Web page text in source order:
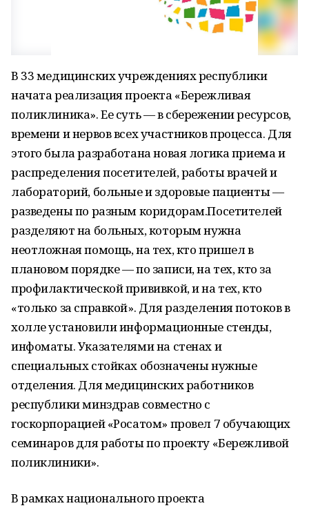
В 33 медицинских учреждениях республики
начата реализация проекта «Бережливая
поликлиника». Ее суть — в сбережении ресурсов,
времени и нервов всех участников процесса. Для
этого была разработана новая логика приема и
распределения посетителей, работы врачей и
лабораторий, больные и здоровые пациенты —
разведены по разным коридорам.Посетителей
разделяют на больных, которым нужна
неотложная помощь, на тех, кто пришел в
плановом порядке — по записи, на тех, кто за
профилактической прививкой, и на тех, кто
«только за справкой». Для разделения потоков в
холле установили информационные стенды,
инфоматы. Указателями на стенах и
специальных стойках обозначены нужные
отделения. Для медицинских работников
республики минздрав совместно с
госкорпорацией «Росатом» провел 7 обучающих
семинаров для работы по проекту «Бережливой
поликлиники».
В рамках национального проекта